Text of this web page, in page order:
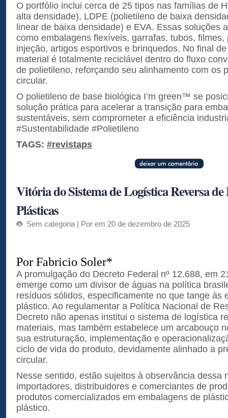
O portfólio inclui cerca de 25 tipos nas famílias de
alta densidade), LDPE (polietileno de baixa
linear de baixa densidade) e EVA. Essas soluções
como embalagens flexíveis, garrafas, tubos, filmes,
injeção, artigos esportivos e brinquedos. No final
material é totalmente reciclável dentro do fluxo
de polietileno, reforçando seu alinhamento com os
circular.
O polietileno de base biológica I’m green™ se
solução prática para acelerar a transição para
sustentáveis, sem comprometer a eficiência
#Sustentabilidade #Polietileno
TAGS: #revistaps
Vitória do Sistema de Logística Reversa
Plásticas
Sem categoria | Por em 20 de dezembro de 2025
Por Fabricio Soler*
A promulgação do Decreto Federal nº 12.688, em
emerge como um divisor de águas na política
resíduos sólidos, especificamente no que tange às
plástico. Ao regulamentar a Política Nacional de
Decreto não apenas institui o sistema de logística
materiais, mas também estabelece um arcabouço
sua estruturação, implementação e
ciclo de vida do produto, devidamente alinhado a
circular.
Nesse sentido, estão sujeitos à observância dessa
importadores, distribuidores e comerciantes de
produtos comercializados em embalagens de
plástico.